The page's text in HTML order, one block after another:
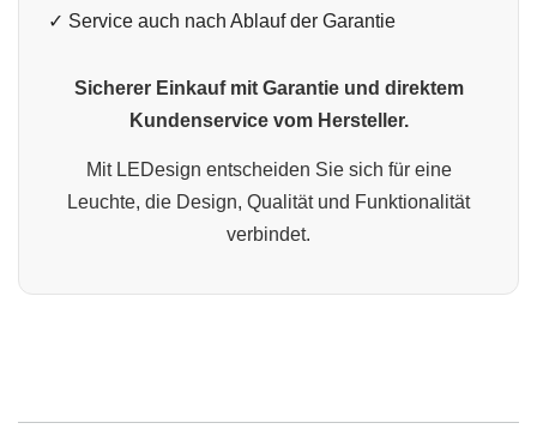
✓ Service auch nach Ablauf der Garantie
Sicherer Einkauf mit Garantie und direktem
Kundenservice vom Hersteller.
Mit LEDesign entscheiden Sie sich für eine
Leuchte, die Design, Qualität und Funktionalität
verbindet.